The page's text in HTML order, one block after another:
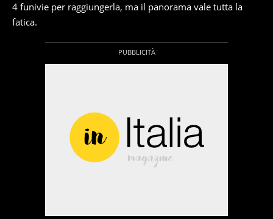
4 funivie per raggiungerla, ma il panorama vale tutta la
fatica.